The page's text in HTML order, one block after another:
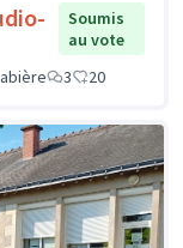
Soumis
au vote
3 20